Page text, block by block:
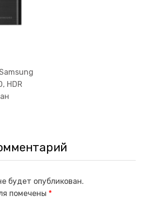
HDR
будет опубликован.
помечены *